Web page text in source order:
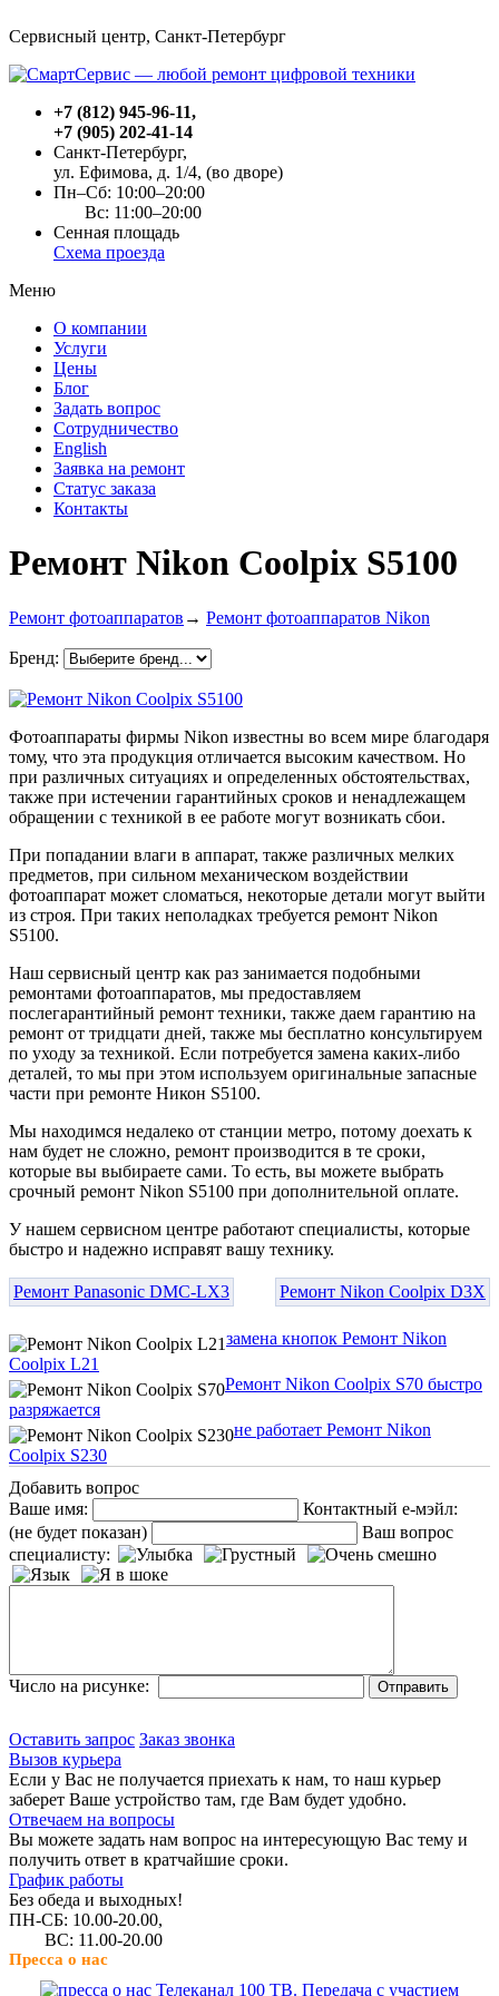
Сервисный центр, Cанкт-Петербург
+7 (812) 945-96-11,
+7 (905) 202-41-14
Санкт-Петербург,
ул. Ефимова, д. 1/4, (во дворе)
Пн–Сб: 10:00–20:00
Вс: 11:00–20:00
Сенная площадь
Схема проезда
Меню
О компании
Услуги
Цены
Блог
Задать вопрос
Сотрудничество
English
Заявка на ремонт
Статус заказа
Контакты
Ремонт Nikon Coolpix S5100
Ремонт фотоаппаратов → Ремонт фотоаппаратов Nikon
Бренд:
Фотоаппараты фирмы Nikon известны во всем мире благодаря
тому, что эта продукция отличается высоким качеством. Но
при различных ситуациях и определенных обстоятельствах,
также при истечении гарантийных сроков и ненадлежащем
обращении с техникой в ее работе могут возникать сбои.
При попадании влаги в аппарат, также различных мелких
предметов, при сильном механическом воздействии
фотоаппарат может сломаться, некоторые детали могут выйти
из строя. При таких неполадках требуется ремонт Nikon
S5100.
Наш сервисный центр как раз занимается подобными
ремонтами фотоаппаратов, мы предоставляем
послегарантийный ремонт техники, также даем гарантию на
ремонт от тридцати дней, также мы бесплатно консультируем
по уходу за техникой. Если потребуется замена каких-либо
деталей, то мы при этом используем оригинальные запасные
части при ремонте Никон S5100.
Мы находимся недалеко от станции метро, потому доехать к
нам будет не сложно, ремонт производится в те сроки,
которые вы выбираете сами. То есть, вы можете выбрать
срочный ремонт Nikon S5100 при дополнительной оплате.
У нашем сервисном центре работают специалисты, которые
быстро и надежно исправят вашу технику.
Ремонт Panasonic DMC-LX3 Ремонт Nikon Coolpix D3X
замена кнопок Ремонт Nikon
Coolpix L21
Ремонт Nikon Coolpix S70 быстро
разряжается
не работает Ремонт Nikon
Coolpix S230
Добавить вопрос
Ваше имя:
Контактный е-мэйл:
(не будет показан)
Ваш вопрос
специалисту:
Число на рисунке:
Оставить запрос Заказ звонка
Вызов курьера
Если у Вас не получается приехать к нам, то наш курьер
заберет Ваше устройство там, где Вам будет удобно.
Отвечаем на вопросы
Вы можете задать нам вопрос на интересующую Вас тему и
получить ответ в кратчайшие сроки.
График работы
Без обеда и выходных!
ПН-СБ: 10.00-20.00,
ВС: 11.00-20.00
Пресса о нас
Телеканал 100 ТВ. Передача с участием